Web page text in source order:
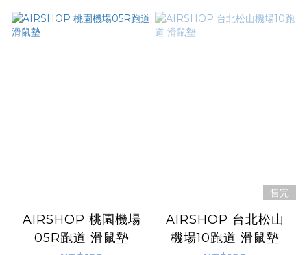
AIRSHOP 桃園機場
05R跑道 滑鼠墊
售完
AIRSHOP 台北松山
機場10跑道 滑鼠墊